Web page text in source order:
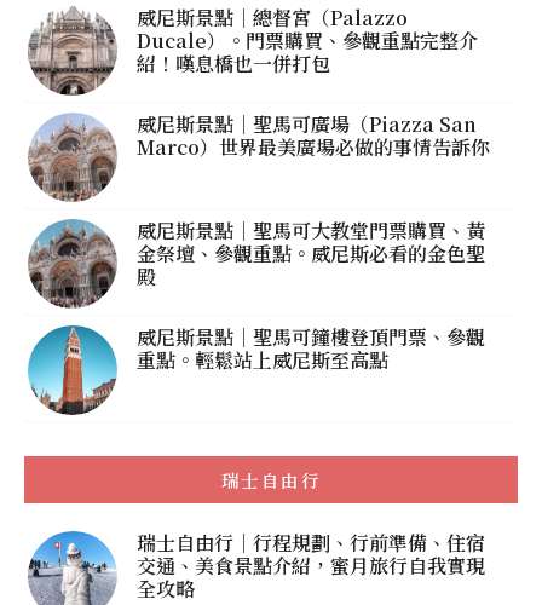
威尼斯景點｜總督宮（Palazzo
Ducale）。門票購買、參觀重點完整介
紹！嘆息橋也一併打包
威尼斯景點｜聖馬可廣場（Piazza San
Marco）世界最美廣場必做的事情告訴你
威尼斯景點｜聖馬可大教堂門票購買、黃
金祭壇、參觀重點。威尼斯必看的金色聖
殿
威尼斯景點｜聖馬可鐘樓登頂門票、參觀
重點。輕鬆站上威尼斯至高點
瑞士自由行
瑞士自由行｜行程規劃、行前準備、住宿
交通、美食景點介紹，蜜月旅行自我實現
全攻略